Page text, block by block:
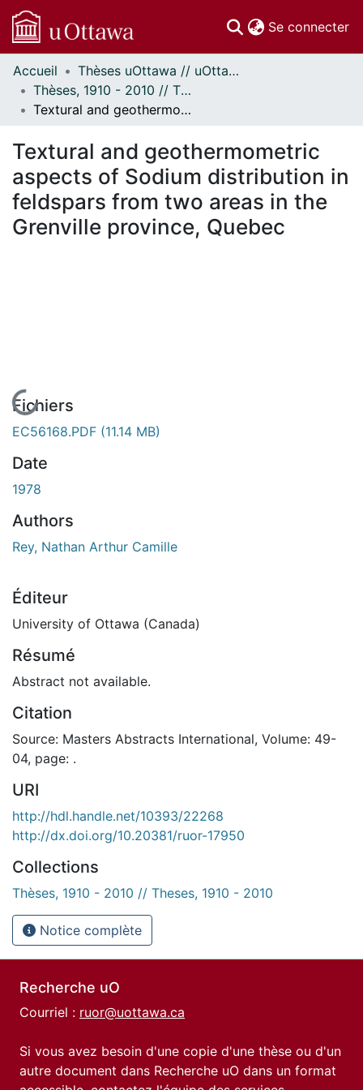
Se connecter
Communautés
et collections
Parcourir
À propos
Accueil
Thèses uOttawa // uOttawa Theses
Thèses, 1910 - 2010 // Theses, 1910 - 2010
Textural and geothermometric aspects of Sodium distribution in feldspars from two areas in the Grenville province, Quebec
Textural and geothermometric
aspects of Sodium distribution in
feldspars from two areas in the
Grenville province, Quebec
En cours de chargement...
Fichiers
EC56168.PDF (11.14 MB)
Date
1978
Authors
Rey, Nathan Arthur Camille
Éditeur
University of Ottawa (Canada)
Résumé
Abstract not available.
Citation
Source: Masters Abstracts International, Volume: 49-
04, page: .
URI
http://hdl.handle.net/10393/22268
http://dx.doi.org/10.20381/ruor-17950
Collections
Thèses, 1910 - 2010 // Theses, 1910 - 2010
Notice complète
Recherche uO
Courriel : ruor@uottawa.ca
Si vous avez besoin d'une copie d'une thèse ou d'un
autre document dans Recherche uO dans un format